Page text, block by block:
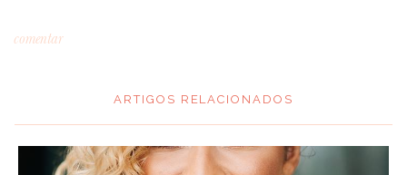
comentar
ARTIGOS RELACIONADOS